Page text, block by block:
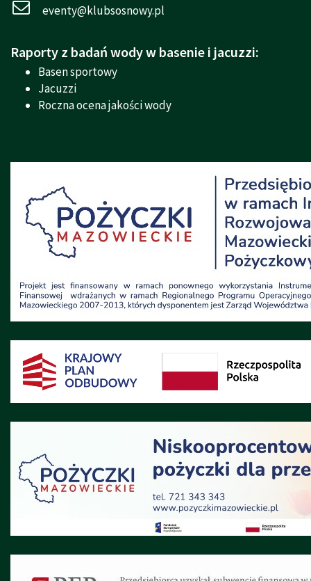
eventy@klubsosnowy.pl
Raporty z badań wody w basenie i jacuzzi:
Basen sportowy
Jacuzzi
Roczna ocena jakości wody